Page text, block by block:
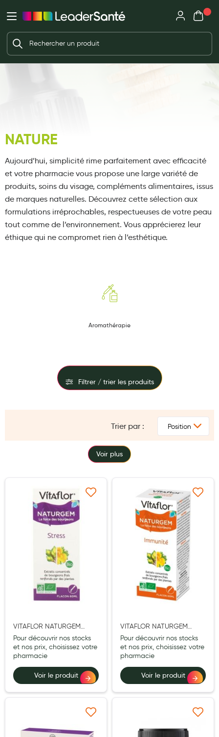
Ma Pharmacie LeaderSanté
Ouvrir l'application
Ouvrir
Mon
Votre panier est vide
Beauté et soin
Hygiène intime
Soins des pieds
Dentifrices et bains de bouche
Brosses à dents et accessoires dentaires
Maquillage
Accessoires, coutellerie, brosserie
Toilette du bébé
Accessoires bébé
Alimentation
Soins maman
Tisanes allaitement et compléments alimentaires
Accessoires maternité
maternité
Nature
Aromathérapie
Diététique minceur
NATURE
Aujourd’hui, simplicité rime parfaitement avec efficacité
et votre pharmacie vous propose une large variété de
produits, soins du visage, compléments alimentaires, issus
de marques naturelles. Découvrez cette sélection aux
formulations irréprochables, respectueuses de votre peau
tout comme de l’environnement. Vous apprécierez leur
éthique qui ne compromet rien à l’esthétique.
Aromathérapie
Trier par :
Voir plus
VITAFLOR NATURGEM
DUAL FORCE STRESS BIO
60ML
Pour découvrir nos stocks
et nos prix, choisissez votre
pharmacie
Voir le produit
Ajouter à ma liste d’envie
VITAFLOR NATURGEM
DUAL FORCE IMMUNITE
BIO 60ML
Pour découvrir nos stocks
et nos prix, choisissez votre
pharmacie
Voir le produit
Ajouter à ma liste
Ajouter à ma liste d’envie Ajouter à ma liste
Filtrer / trier les produits